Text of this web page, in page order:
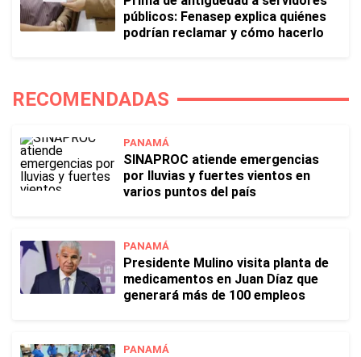
públicos: Fenasep explica quiénes
podrían reclamar y cómo hacerlo
RECOMENDADAS
PANAMÁ
SINAPROC atiende emergencias
por lluvias y fuertes vientos en
varios puntos del país
PANAMÁ
Presidente Mulino visita planta de
medicamentos en Juan Díaz que
generará más de 100 empleos
PANAMÁ